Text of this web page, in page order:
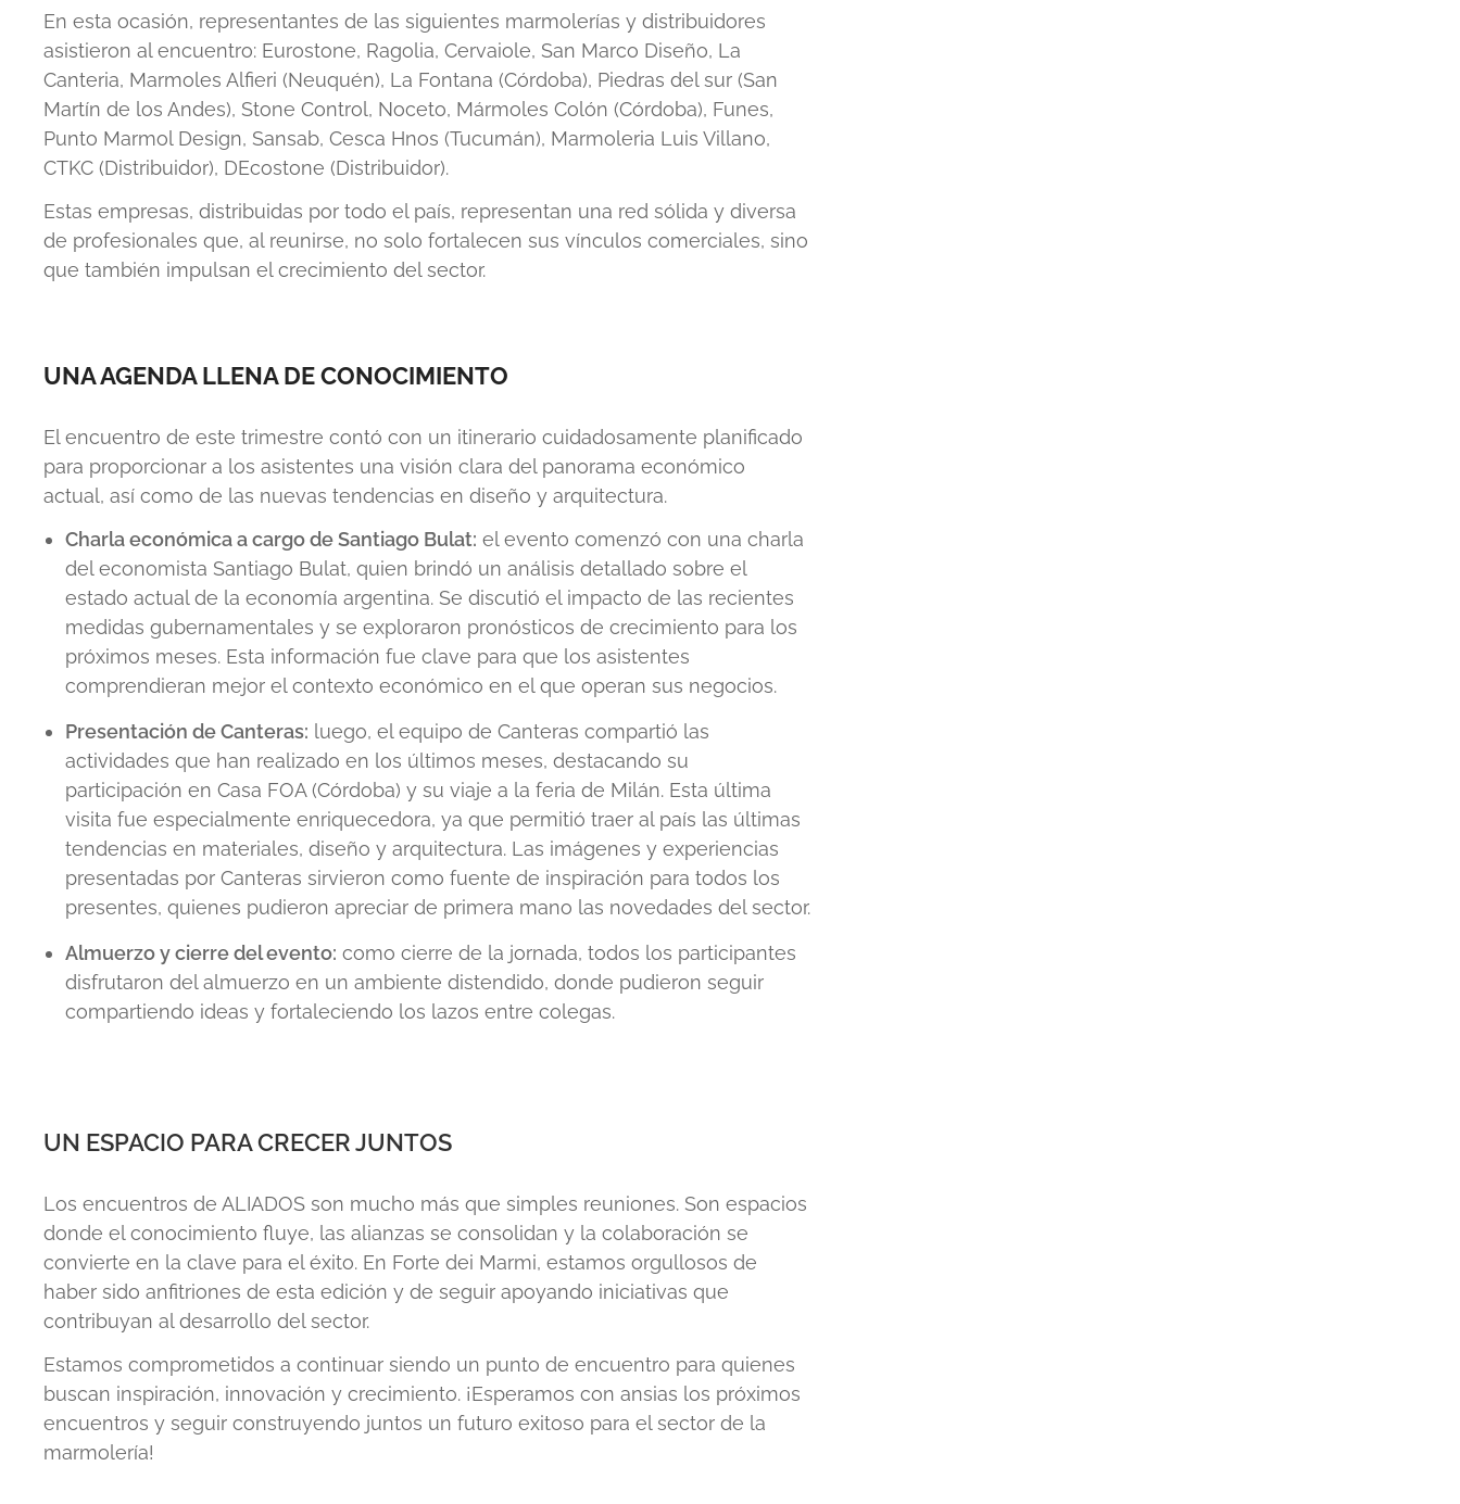
En esta ocasión, representantes de las siguientes marmolerías y distribuidores
asistieron al encuentro: Eurostone, Ragolia, Cervaiole, San Marco Diseño, La
Canteria, Marmoles Alfieri (Neuquén), La Fontana (Córdoba), Piedras del sur (San
Martín de los Andes), Stone Control, Noceto, Mármoles Colón (Córdoba), Funes,
Punto Marmol Design, Sansab, Cesca Hnos (Tucumán), Marmoleria Luis Villano,
CTKC (Distribuidor), DEcostone (Distribuidor).
Estas empresas, distribuidas por todo el país, representan una red sólida y diversa
de profesionales que, al reunirse, no solo fortalecen sus vínculos comerciales, sino
que también impulsan el crecimiento del sector.
UNA AGENDA LLENA DE CONOCIMIENTO
El encuentro de este trimestre contó con un itinerario cuidadosamente planificado
para proporcionar a los asistentes una visión clara del panorama económico
actual, así como de las nuevas tendencias en diseño y arquitectura.
Charla económica a cargo de Santiago Bulat: el evento comenzó con una charla
del economista Santiago Bulat, quien brindó un análisis detallado sobre el
estado actual de la economía argentina. Se discutió el impacto de las recientes
medidas gubernamentales y se exploraron pronósticos de crecimiento para los
próximos meses. Esta información fue clave para que los asistentes
comprendieran mejor el contexto económico en el que operan sus negocios.
Presentación de Canteras: luego, el equipo de Canteras compartió las
actividades que han realizado en los últimos meses, destacando su
participación en Casa FOA (Córdoba) y su viaje a la feria de Milán. Esta última
visita fue especialmente enriquecedora, ya que permitió traer al país las últimas
tendencias en materiales, diseño y arquitectura. Las imágenes y experiencias
presentadas por Canteras sirvieron como fuente de inspiración para todos los
presentes, quienes pudieron apreciar de primera mano las novedades del sector.
Almuerzo y cierre del evento: como cierre de la jornada, todos los participantes
disfrutaron del almuerzo en un ambiente distendido, donde pudieron seguir
compartiendo ideas y fortaleciendo los lazos entre colegas.
UN ESPACIO PARA CRECER JUNTOS
Los encuentros de ALIADOS son mucho más que simples reuniones. Son espacios
donde el conocimiento fluye, las alianzas se consolidan y la colaboración se
convierte en la clave para el éxito. En Forte dei Marmi, estamos orgullosos de
haber sido anfitriones de esta edición y de seguir apoyando iniciativas que
contribuyan al desarrollo del sector.
Estamos comprometidos a continuar siendo un punto de encuentro para quienes
buscan inspiración, innovación y crecimiento. ¡Esperamos con ansias los próximos
encuentros y seguir construyendo juntos un futuro exitoso para el sector de la
marmolería!